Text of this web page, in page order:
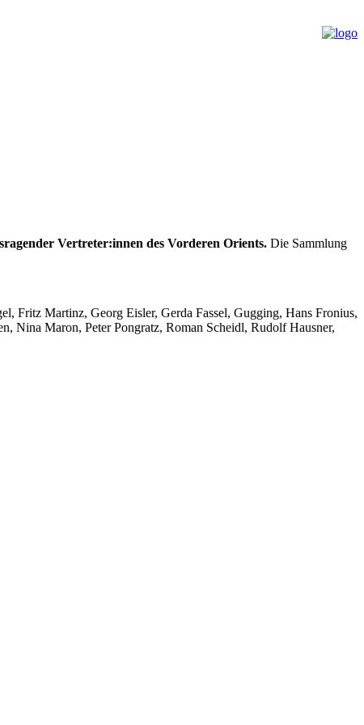
Vertreter:innen des Vorderen Orients. Die Sammlung
Fritz Martinz, Georg Eisler, Gerda Fassel, Gugging, Hans Fronius,
Nina Maron, Peter Pongratz, Roman Scheidl, Rudolf Hausner,